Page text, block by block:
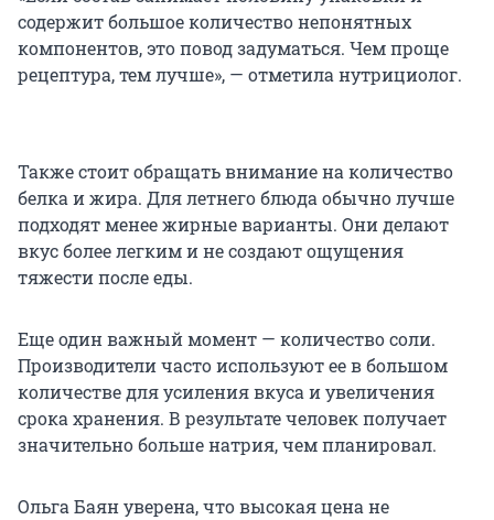
содержит большое количество непонятных
компонентов, это повод задуматься. Чем проще
рецептура, тем лучше», — отметила нутрициолог.
Также стоит обращать внимание на количество
белка и жира. Для летнего блюда обычно лучше
подходят менее жирные варианты. Они делают
вкус более легким и не создают ощущения
тяжести после еды.
Еще один важный момент — количество соли.
Производители часто используют ее в большом
количестве для усиления вкуса и увеличения
срока хранения. В результате человек получает
значительно больше натрия, чем планировал.
Ольга Баян уверена, что высокая цена не